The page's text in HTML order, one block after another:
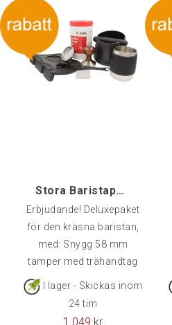
vilket passar både
cappuccino och islatte.
Stora Baristapaketet, Exclusive
Erbjudande! Deluxepaket
för den kräsna baristan,
med: Snygg 58 mm
tamper med trähandtag
och rostfri basRubba
mjölkkanna 0,35 lSvart
I lager - Skickas inom
24 tim
1 049 kr